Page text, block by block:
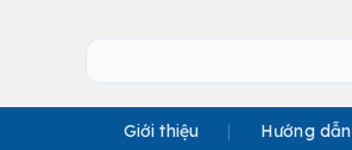
Giới thiệu Hướng dẫn